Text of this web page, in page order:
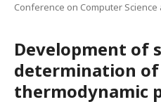
Conference on Computer
Development of
determination
thermodynamic